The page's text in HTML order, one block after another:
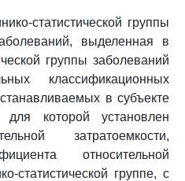
статистической группы
выделенная в
группы заболеваний
классификационных
в субъекте
для которой установлен
затратоемкости,
относительной
статистической группе, с